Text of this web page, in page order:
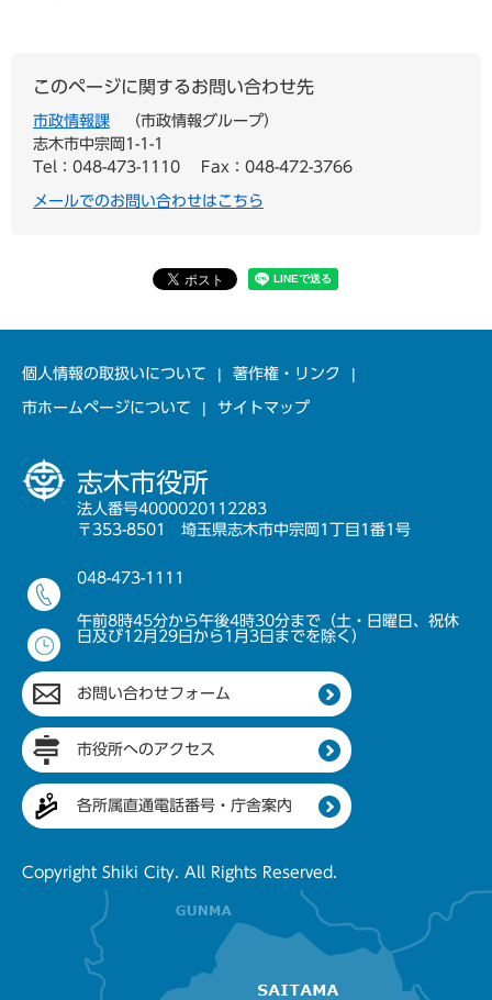
このページに関するお問い合わせ先
市政情報課
市政情報グループ
志木市中宗岡1-1-1
Tel：048-473-1110
Fax：048-472-3766
メールでのお問い合わせはこちら
個人情報の取扱いについて 著作権・リンク
市ホームページについて サイトマップ
志木市役所
法人番号4000020112283
〒353-8501 埼玉県志木市中宗岡1丁目1番1号
048-473-1111
午前8時45分から午後4時30分まで（土・日曜日、祝休
日及び12月29日から1月3日までを除く）
お問い合わせフォーム
市役所へのアクセス
各所属直通電話番号・庁舎案内
Copyright Shiki City. All Rights Reserved.